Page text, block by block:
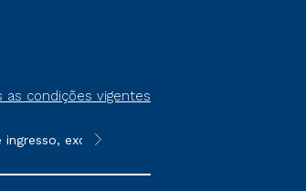
as condições vigentes
exceto na prova on-line ou
**Semipresencial é um formato do